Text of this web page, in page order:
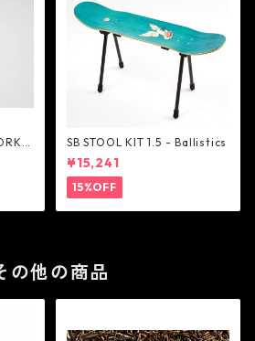
SB STOOL KIT 1.5 - Ballistics
¥15,241
15%OFF
の他の商品